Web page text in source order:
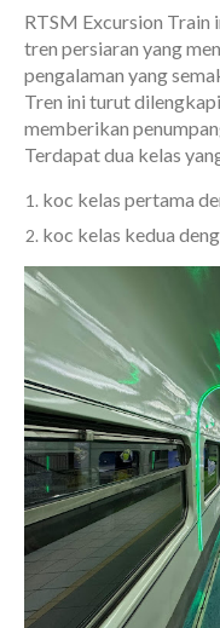
RTSM Excursion Train
tren persiaran yang
pengalaman yang
Tren ini turut
memberikan
Terdapat dua kelas
koc kelas pertama
koc kelas kedua